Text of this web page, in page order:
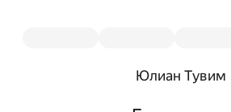
Юлиан Тувим